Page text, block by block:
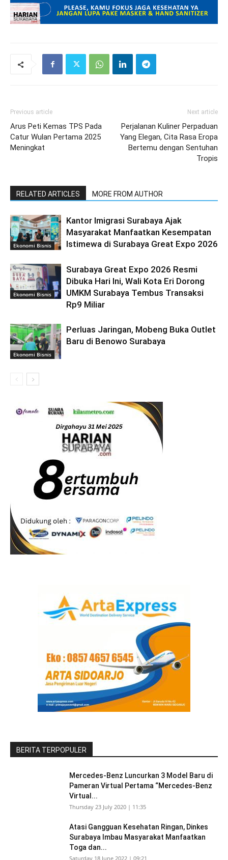
Previous article
Arus Peti Kemas TPS Pada
Catur Wulan Pertama 2025
Meningkat
Next article
Perjalanan Kuliner Perpaduan
Yang Elegan, Cita Rasa Eropa
Bertemu dengan Sentuhan
Tropis
RELATED ARTICLES MORE FROM AUTHOR
Ekonomi Bisnis
Kantor Imigrasi Surabaya Ajak
Masyarakat Manfaatkan Kesempatan
Istimewa di Surabaya Great Expo 2026
Ekonomi Bisnis
Surabaya Great Expo 2026 Resmi
Dibuka Hari Ini, Wali Kota Eri Dorong
UMKM Surabaya Tembus Transaksi
Rp9 Miliar
Ekonomi Bisnis
Perluas Jaringan, Mobeng Buka Outlet
Baru di Benowo Surabaya
BERITA TERPOPULER
Mercedes-Benz Luncurkan 3 Model Baru di
Pameran Virtual Pertama “Mercedes-Benz
Virtual...
Thursday 23 July 2020 | 11:35
Atasi Gangguan Kesehatan Ringan, Dinkes
Surabaya Imbau Masyarakat Manfaatkan
Toga dan...
Saturday 18 June 2022 | 09:21